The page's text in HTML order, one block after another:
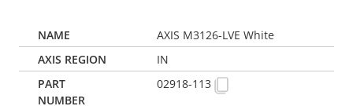
AXIS M3126-LVE White
IN
02918-113